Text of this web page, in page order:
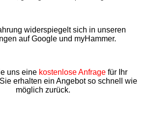
widerspiegelt sich in unseren
auf Google und myHammer.
uns eine kostenlose Anfragefür Ihr
erhalten ein Angebot so schnell wie
möglich zurück.